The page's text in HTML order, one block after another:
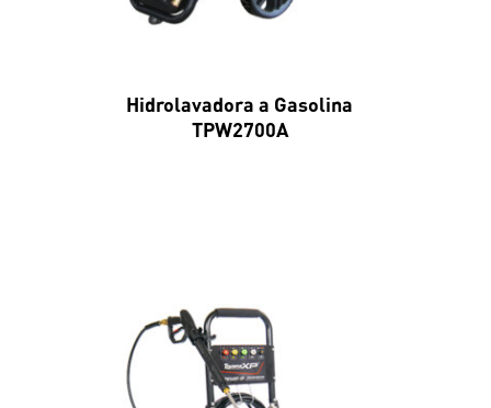
Hidrolavadora a Gasolina
TPW2700A